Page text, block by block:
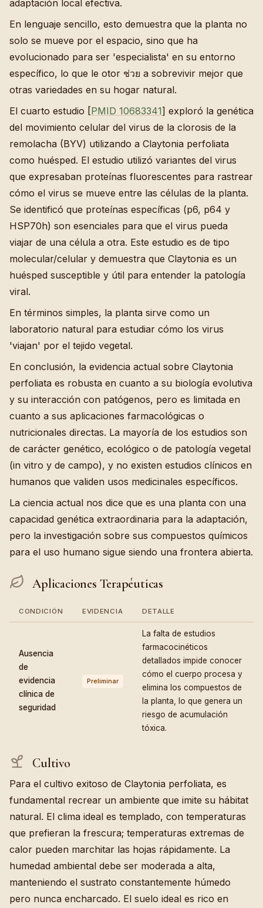
adaptación local efectiva.
En lenguaje sencillo, esto demuestra que la planta no
solo se mueve por el espacio, sino que ha
evolucionado para ser 'especialista' en su entorno
específico, lo que le otor ช่วย a sobrevivir mejor que
otras variedades en su hogar natural.
El cuarto estudio [PMID 10683341] exploró la genética
del movimiento celular del virus de la clorosis de la
remolacha (BYV) utilizando a Claytonia perfoliata
como huésped. El estudio utilizó variantes del virus
que expresaban proteínas fluorescentes para rastrear
cómo el virus se mueve entre las células de la planta.
Se identificó que proteínas específicas (p6, p64 y
HSP70h) son esenciales para que el virus pueda
viajar de una célula a otra. Este estudio es de tipo
molecular/celular y demuestra que Claytonia es un
huésped susceptible y útil para entender la patología
viral.
En términos simples, la planta sirve como un
laboratorio natural para estudiar cómo los virus
'viajan' por el tejido vegetal.
En conclusión, la evidencia actual sobre Claytonia
perfoliata es robusta en cuanto a su biología evolutiva
y su interacción con patógenos, pero es limitada en
cuanto a sus aplicaciones farmacológicas o
nutricionales directas. La mayoría de los estudios son
de carácter genético, ecológico o de patología vegetal
(in vitro y de campo), y no existen estudios clínicos en
humanos que validen usos medicinales específicos.
La ciencia actual nos dice que es una planta con una
capacidad genética extraordinaria para la adaptación,
pero la investigación sobre sus compuestos químicos
para el uso humano sigue siendo una frontera abierta.
Aplicaciones Terapéuticas
CONDICIÓN EVIDENCIA DETALLE
Ausencia
de
evidencia
clínica de
seguridad
Preliminar
La falta de estudios
farmacocinéticos
detallados impide conocer
cómo el cuerpo procesa y
elimina los compuestos de
la planta, lo que genera un
riesgo de acumulación
tóxica.
Cultivo
Para el cultivo exitoso de Claytonia perfoliata, es
fundamental recrear un ambiente que imite su hábitat
natural. El clima ideal es templado, con temperaturas
que prefieran la frescura; temperaturas extremas de
calor pueden marchitar las hojas rápidamente. La
humedad ambiental debe ser moderada a alta,
manteniendo el sustrato constantemente húmedo
pero nunca encharcado. El suelo ideal es rico en